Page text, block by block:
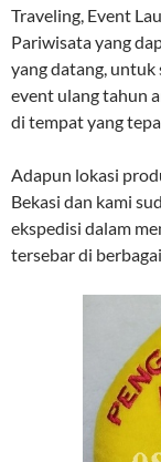
Traveling, Event
Pariwisata yang
yang datang, untuk
event ulang tahun
di tempat yang
Adapun lokasi
Bekasi dan kami
ekspedisi dalam
tersebar di